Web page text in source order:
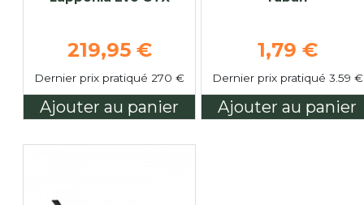
Prix de base
219,95 €
Dernier prix pratiqué 270 €
Ajouter au panier
Prix de
1,79 €
Dernier prix pratiqué 3.59 €
Ajouter au panier